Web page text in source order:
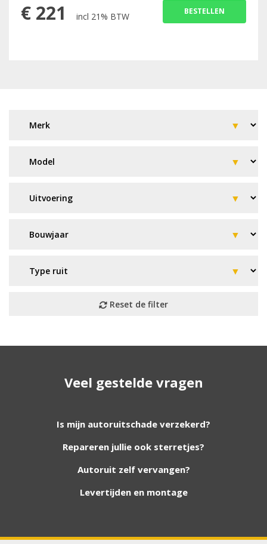
€ 221 incl 21% BTW BESTELLEN
verder!
Wij zijn continu bezig met het toevoegen van
ruit er niet tussen? Grote kans dat wij deze wel
hebben. Vul het formulier in en wij nemen
whatsappje met foto van de ruit en uw auto
Veel gestelde vragen
Is mijn autoruitschade verzekerd?
Repareren jullie ook sterretjes?
Autoruit zelf vervangen?
Levertijden en montage